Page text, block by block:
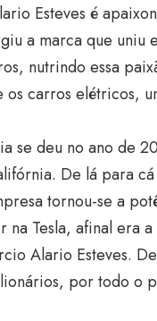
Esteves é
a marca que uniu
nutrindo essa
os carros elétricos,
se deu no ano de
De lá para
tornou-se a
na Tesla, afinal era
Alario Esteves.
por todo o